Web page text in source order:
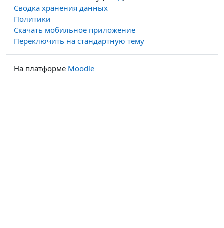
Сводка хранения данных
Политики
Скачать мобильное приложение
Переключить на стандартную тему
На платформе Moodle